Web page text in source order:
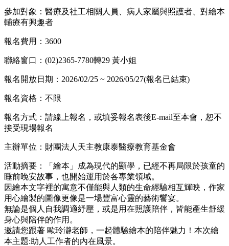
參加對象：醫療及社工相關人員、病人家屬與照護者、對繪本
輔療有興趣者
報名費用：3600
聯絡窗口：(02)2365-7780轉29 黃小姐
報名開放日期：2026/02/25 ~ 2026/05/27(報名已結束)
報名資格：不限
報名方式：請線上報名，或填妥報名表後E-mail至本會，恕不
接受現場報名
主辦單位：財團法人天主教康泰醫療教育基金會
活動摘要：「繪本」成為現代的顯學，已經不再局限於孩童的
睡前晚安故事，也開始運用於各專業領域。
因繪本文字裡的寓意不僅能與人類的生命經驗相互輝映，作家
用心繪製的圖像更像是一場豐富心靈的藝術饗宴。
無論是個人自我調適紓壓，或是用在照護陪伴，皆能產生舒緩
身心與陪伴的作用。
邀請您跟著 歐玲瀞老師，一起體驗繪本的陪伴魅力！本次繪
本主題:助人工作者的內在風景。